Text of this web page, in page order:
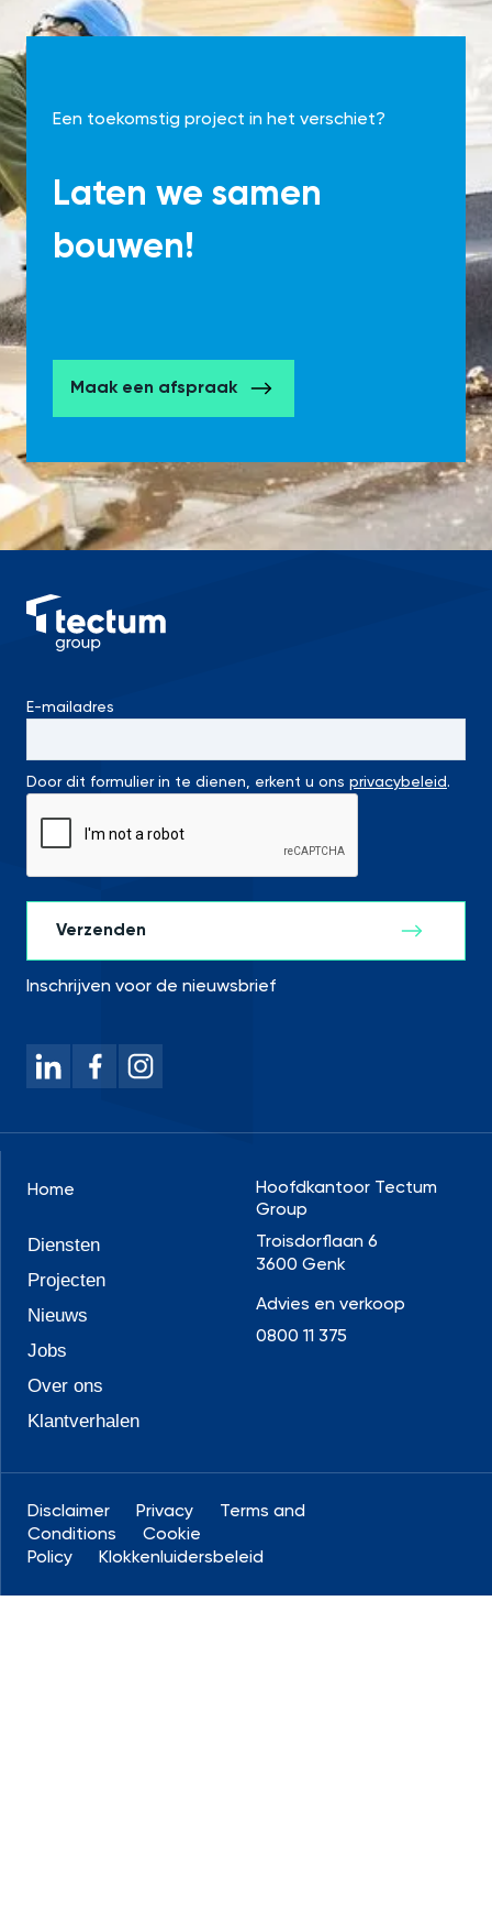
Een toekomstig project in het verschiet?
Laten we samen
bouwen!
Maak een afspraak
E-mailadres
Door dit formulier in te dienen, erkent u ons privacybeleid .
Inschrijven voor de nieuwsbrief
Home
Diensten
Projecten
Nieuws
Jobs
Over ons
Klantverhalen
Hoofdkantoor Tectum
Group
Troisdorflaan 6
3600 Genk
Advies en verkoop
0800 11 375
Disclaimer Privacy
Terms and
Conditions
Cookie
Policy
Klokkenluidersbeleid